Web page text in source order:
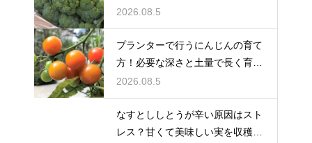
ツ
2026.08.5
プランターで行うにんじんの育て
方！必要な深さと土量で長く育て
る
2026.08.5
なすとししとうが辛い原因はスト
レス？甘くて美味しい実を収穫す